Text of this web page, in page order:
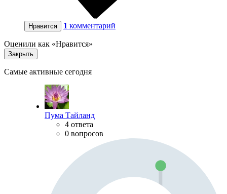
Нравится 1 комментарий
Оценили как «Нравится»
Закрыть
Самые активные сегодня
Пума Тайланд
4 ответа
0 вопросов